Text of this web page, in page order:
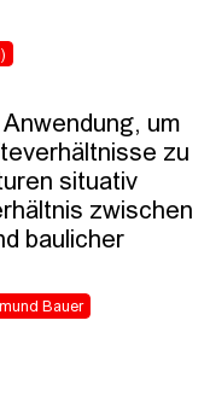
um
zu
situativ
zwischen
baulicher
Bauer